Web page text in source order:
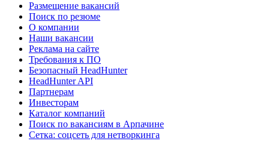
Размещение вакансий
Поиск по резюме
О компании
Наши вакансии
Реклама на сайте
Требования к ПО
Безопасный HeadHunter
HeadHunter API
Партнерам
Инвесторам
Каталог компаний
Поиск по вакансиям в Арпачине
Сетка: соцсеть для нетворкинга